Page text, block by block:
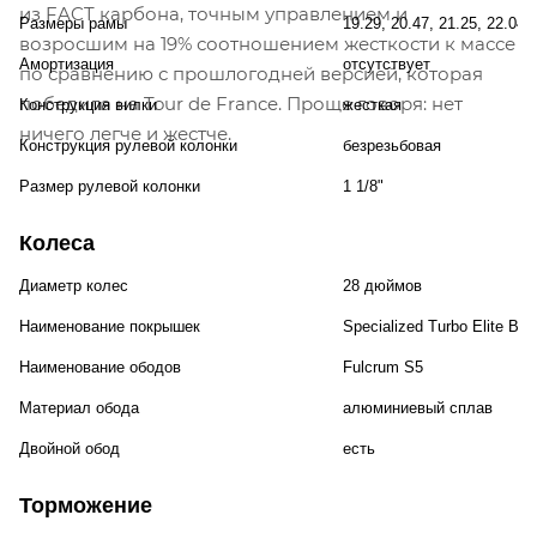
из FACT карбона, точным управлением и
возросшим на 19% соотношением жесткости к массе
по сравнению с прошлогодней версией, которая
победила на Tour de France. Проще говоря: нет
ничего легче и жестче.
Размеры рамы 19.29, 20.47, 21.25,
Амортизация отсутствует
Конструкция вилки жесткая
Конструкция рулевой колонки безрезьбовая
Размер рулевой колонки 1 1/8"
Колеса
Диаметр колес 28 дюймов
Наименование покрышек Specialized Turbo Elite
Наименование ободов Fulcrum S5
Материал обода алюминиевый сплав
Двойной обод есть
Торможение